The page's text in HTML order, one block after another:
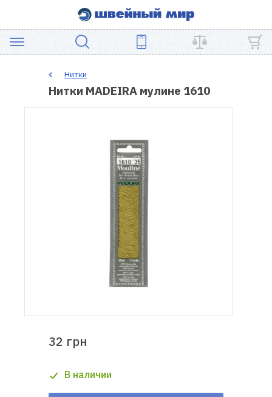
ШВЕЙНОЕ
Ремонт
Нитки
Нитки MADEIRA мулине 1610
32 грн
В наличии